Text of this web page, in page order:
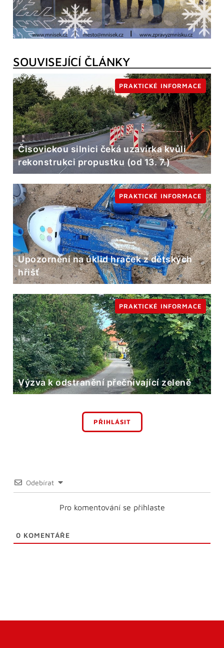
SOUVISEJÍCÍ ČLÁNKY
Čisovickou silnici čeká uzavírka kvůli
rekonstrukci propustku (od 13. 7.)
PRAKTICKÉ INFORMACE
Upozornění na úklid hraček z dětských
hřišť
PRAKTICKÉ INFORMACE
Výzva k odstranění přečnívající zeleně
PRAKTICKÉ INFORMACE
PŘIHLÁSIT
Odebírat
Pro komentování se přihlaste
0 KOMENTÁŘE